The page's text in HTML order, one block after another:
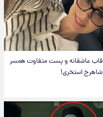
قاب عاشقانه و پست متفاوت همسر
شاهرخ استخری!